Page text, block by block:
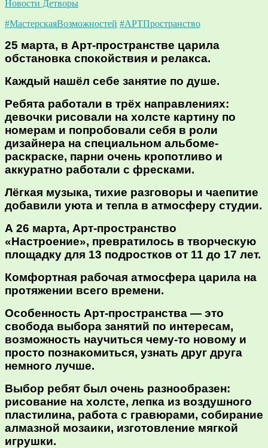
Новости Детворы
#МастерскаяВозможностей #АРТПространство
25 марта, в Арт-пространстве царила
обстановка спокойствия и релакса.
Каждый нашёл себе занятие по душе.
Ребята работали в трёх направлениях:
девочки рисовали на холсте картину по
номерам и попробовали себя в роли
дизайнера на специальном альбоме-
раскраске, парни очень кропотливо и
аккуратно работали с фресками.
Лёгкая музыка, тихие разговоры и чаепитие
добавили уюта и тепла в атмосферу студии.
А 26 марта, Арт-пространство
«Настроение», превратилось в творческую
площадку для 13 подростков от 11 до 17 лет.
Комфортная рабочая атмосфера царила на
протяжении всего времени.
Особенность Арт-пространства — это
свобода выбора занятий по интересам,
возможность научиться чему-то новому и
просто познакомиться, узнать друг друга
немного лучше.
Выбор ребят был очень разнообразен:
рисование на холсте, лепка из воздушного
пластилина, работа с гравюрами, собирание
алмазной мозаики, изготовление мягкой
игрушки.